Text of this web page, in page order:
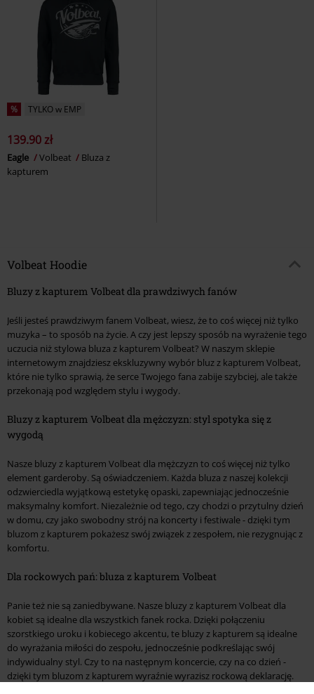
% TYLKO w EMP
139.90 zł
Eagle Volbeat
Bluza z
kapturem
Volbeat Hoodie
Bluzy z kapturem Volbeat dla prawdziwych fanów
Jeśli jesteś prawdziwym fanem Volbeat, wiesz, że to coś więcej niż tylko
muzyka – to sposób na życie. A czy jest lepszy sposób na wyrażenie tego
uczucia niż stylowa bluza z kapturem Volbeat? W naszym sklepie
internetowym znajdziesz ekskluzywny wybór bluz z kapturem Volbeat,
które nie tylko sprawią, że serce Twojego fana zabije szybciej, ale także
przekonają pod względem stylu i wygody.
Bluzy z kapturem Volbeat dla mężczyzn: styl spotyka się z
wygodą
Nasze bluzy z kapturem Volbeat dla mężczyzn to coś więcej niż tylko
element garderoby. Są oświadczeniem. Każda bluza z naszej kolekcji
odzwierciedla wyjątkową estetykę opaski, zapewniając jednocześnie
maksymalny komfort. Niezależnie od tego, czy chodzi o przytulny dzień
w domu, czy jako swobodny strój na koncerty i festiwale - dzięki tym
bluzom z kapturem pokażesz swój związek z zespołem, nie rezygnując z
komfortu.
Dla rockowych pań: bluza z kapturem Volbeat
Panie też nie są zaniedbywane. Nasze bluzy z kapturem Volbeat dla
kobiet są idealne dla wszystkich fanek rocka. Dzięki połączeniu
szorstkiego uroku i kobiecego akcentu, te bluzy z kapturem są idealne
do wyrażania miłości do zespołu, jednocześnie podkreślając swój
indywidualny styl. Czy to na następnym koncercie, czy na co dzień -
dzięki tym bluzom z kapturem wyraźnie wyrazisz rockową deklarację.